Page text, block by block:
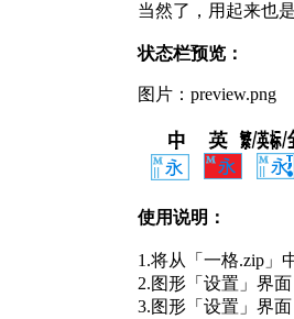
当然了，用起来也
状态栏预览：
图片：preview.png
使用说明：
1.将从「一格.zip」
2.图形「设置」界
3.图形「设置」界